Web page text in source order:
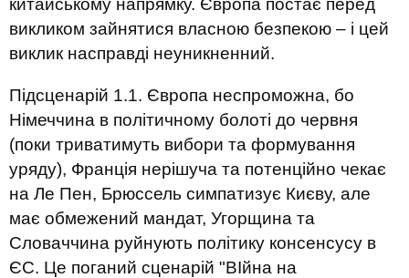
китайському напрямку. Європа постає перед
викликом зайнятися власною безпекою – і цей
виклик насправді неуникненний.
Підсценарій 1.1. Європа неспроможна, бо
Німеччина в політичному болоті до червня
(поки триватимуть вибори та формування
уряду), Франція нерішуча та потенційно чекає
на Ле Пен, Брюссель симпатизує Києву, але
має обмежений мандат, Угорщина та
Словаччина руйнують політику консенсусу в
ЄС. Це поганий сценарій "ВІйна на